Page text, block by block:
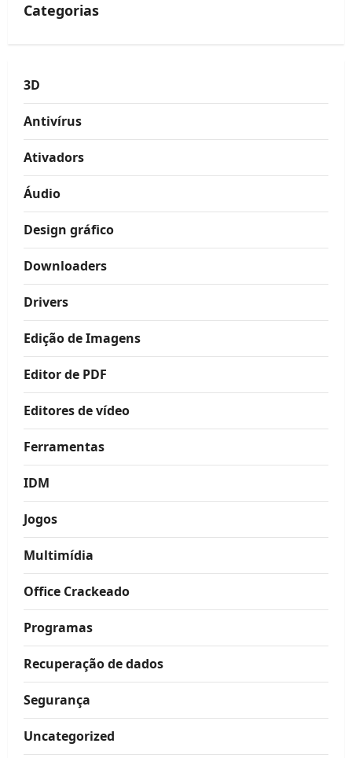
Categorias
3D
Antivírus
Ativadors
Áudio
Design gráfico
Downloaders
Drivers
Edição de Imagens
Editor de PDF
Editores de vídeo
Ferramentas
IDM
Jogos
Multimídia
Office Crackeado
Programas
Recuperação de dados
Segurança
Uncategorized